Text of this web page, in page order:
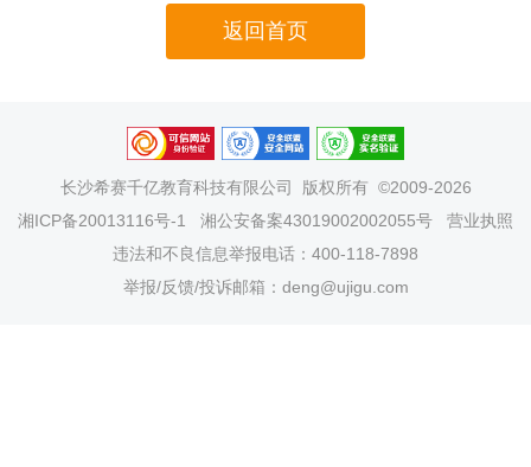
返回首页
长沙希赛千亿教育科技有限公司
版权所有 ©2009-2026
湘ICP备20013116号-1
湘公安备案43019002002055号
营业执照
违法和不良信息举报电话：400-118-7898
举报/反馈/投诉邮箱：deng@ujigu.com